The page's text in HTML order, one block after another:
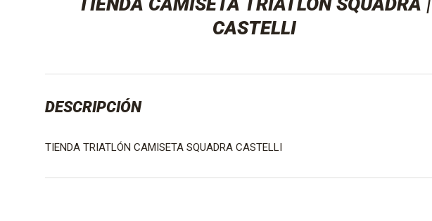
CASTELLI
DESCRIPCIÓN
TIENDA TRIATLÓN CAMISETA SQUADRA CASTELLI